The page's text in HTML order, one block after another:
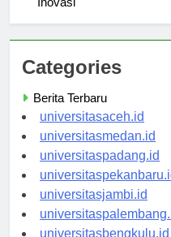
Categories
Berita Terbaru
universitasaceh.id
universitasmedan.id
universitaspadang.id
universitaspekanbaru.id
universitasjambi.id